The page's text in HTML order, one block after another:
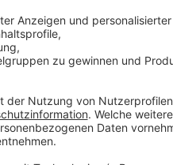
Abeltah vom "LoMo"
im Glühwein-Streit